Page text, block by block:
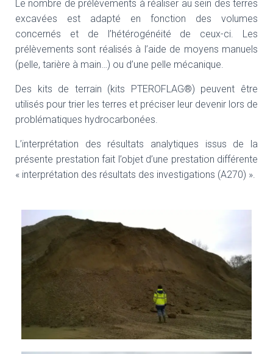
O
N
Le nombre de prélèvements à réaliser au sein des terres
excavées est adapté en fonction des volumes
concernés et de l’hétérogénéité de ceux-ci. Les
prélèvements sont réalisés à l’aide de moyens manuels
(pelle, tarière à main…) ou d’une pelle mécanique.
Des kits de terrain (kits PTEROFLAG®) peuvent être
utilisés pour trier les terres et préciser leur devenir lors de
problématiques hydrocarbonées.
L’interprétation des résultats analytiques issus de la
présente prestation fait l’objet d’une prestation différente
« interprétation des résultats des investigations (A270) ».